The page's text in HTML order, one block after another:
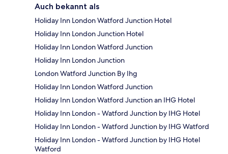
Auch bekannt als
Holiday Inn London Watford Junction Hotel
Holiday Inn London Junction Hotel
Holiday Inn London Watford Junction
Holiday Inn London Junction
London Watford Junction By Ihg
Holiday Inn London Watford Junction
Holiday Inn London Watford Junction an IHG Hotel
Holiday Inn London - Watford Junction by IHG Hotel
Holiday Inn London - Watford Junction by IHG Watford
Holiday Inn London - Watford Junction by IHG Hotel
Watford